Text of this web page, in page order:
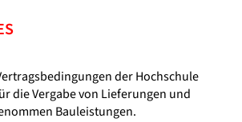
der Hochschule
die Vergabe von Lieferungen und
Bauleistungen.